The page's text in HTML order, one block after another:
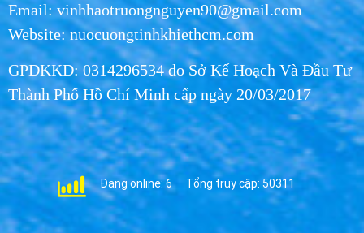
Email: vinhhaotruongnguyen90@gmail.com
Website: nuocuongtinhkhiethcm.com
GPDKKD: 0314296534 do Sở Kế Hoạch Và Đầu Tư
Thành Phố Hồ Chí Minh cấp ngày 20/03/2017
Đang online: 6 Tổng truy cập: 50311